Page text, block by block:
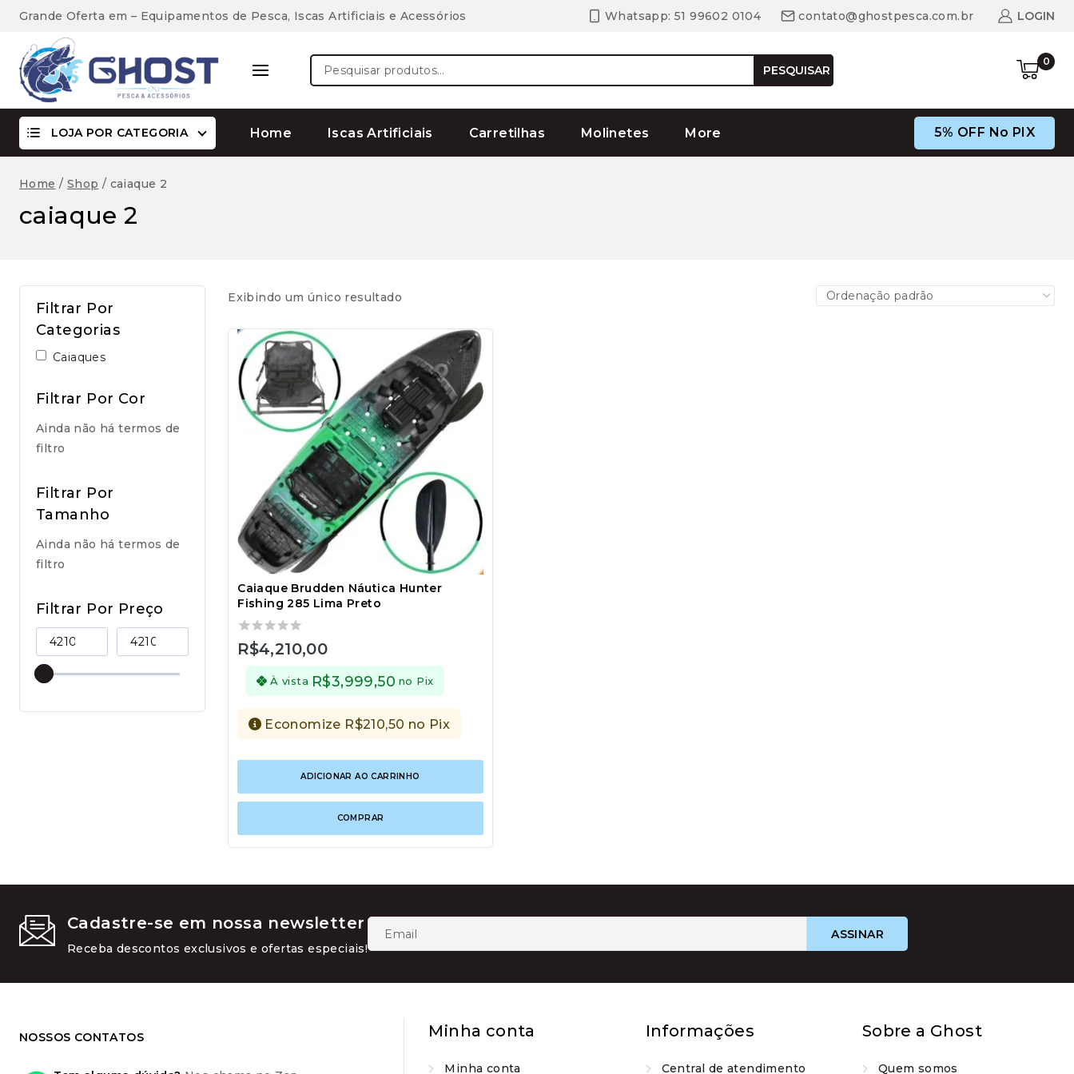
Grande Oferta em – Equipamentos de Pesca, Iscas Artificiais e Acessórios Whatsapp: 51 99602 0104 contato@ghostpesca.com.br LOGIN
Pesquisar
por:
PESQUISAR
0
LOJA POR CATEGORIA Home Iscas Artificiais Carretilhas Molinetes More 5% OFF No PIX
Home / Shop / caiaque 2
caiaque 2
Exibindo um único resultado
Caiaque Brudden Náutica Hunter
Fishing 285 Lima Preto
0
R$4,210,00
À vista R$3,999,50 no Pix
Economize R$210,50 no Pix
ADICIONAR AO CARRINHO
COMPRAR
Filtrar Por
Categorias
Caiaques
Filtrar Por Cor
Ainda não há termos de
filtro
Filtrar Por
Tamanho
Ainda não há termos de
filtro
Filtrar Por Preço
Cadastre-se em nossa newsletter
Receba descontos exclusivos e ofertas especiais!
NOSSOS CONTATOS Minha conta
Minha conta
Informações
Central de atendimento
Sobre a Ghost
Quem somos